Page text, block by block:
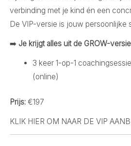
verbinding met je kind én een
De VIP-versie is jouw persoonlijke
➡️ Je krijgt alles uit de GROW-
3 keer 1-op-1
(online)
Prijs: €197
KLIK HIER OM NAAR DE VIP